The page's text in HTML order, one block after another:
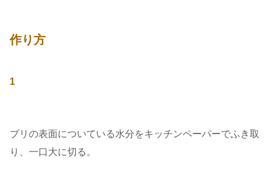
作り方
1
ブリの表面についている水分をキッチンペーパーでふき取
り、一口大に切る。